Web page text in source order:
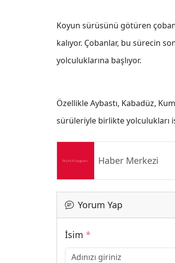
Koyun sürüsünü götüren
kalıyor. Çobanlar, bu sürecin
yolculuklarına başlıyor.
Özellikle Aybastı, Kabadüz,
sürüleriyle birlikte
Haber Merkezi
Yorum Yap
İsim *